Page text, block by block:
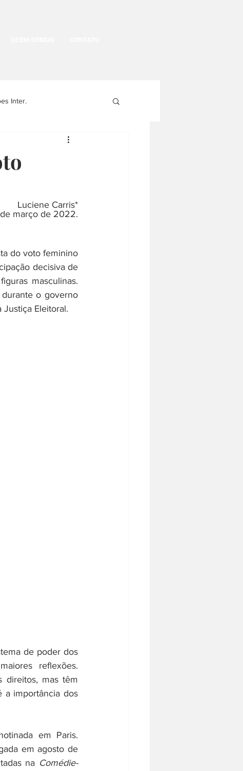
Inter.
Luciene Carris*
março de 2022.
do voto feminino
decisiva de
masculinas.
o governo
Justiça Eleitoral.
de poder dos
reflexões.
direitos, mas têm
a importância dos
em Paris.
em agosto de
na Comédie-